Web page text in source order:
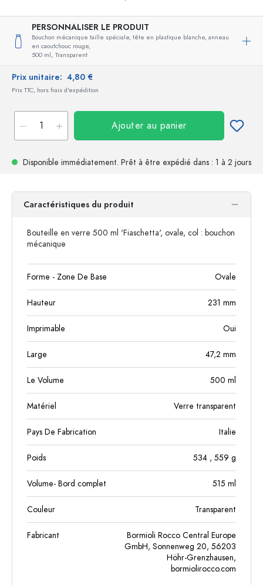
PERSONNALISER LE PRODUIT
Bouchon mécanique taille spéciale, tête en plastique blanche, anneau
en caoutchouc rouge,
500 ml, Transparent
Prix unitaire: 4,80 €
Prix TTC, hors frais d'expédition
Ajouter au panier
Disponible immédiatement. Prêt à être expédié dans : 1 à 2 jours
Caractéristiques du produit
Bouteille en verre 500 ml 'Fiaschetta', ovale, col : bouchon
mécanique
Forme - Zone De Base Ovale
Hauteur 231 mm
Imprimable Oui
Large 47,2 mm
Le Volume 500 ml
Matériel Verre transparent
Pays De Fabrication Italie
Poids 534 , 559 g
Volume- Bord complet 515 ml
Couleur Transparent
Fabricant
Bormioli Rocco Central Europe
GmbH, Sonnenweg 20, 56203
Höhr-Grenzhausen,
bormiolirocco.com